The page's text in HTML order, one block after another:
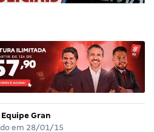
Equipe Gran
em 28/01/15